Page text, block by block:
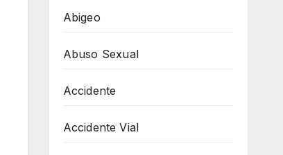
Abigeo
Abuso Sexual
Accidente
Accidente Vial